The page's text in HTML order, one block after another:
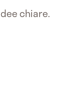
chiare.